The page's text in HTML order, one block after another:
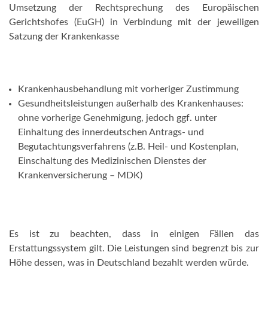
Umsetzung der Rechtsprechung des Europäischen
Gerichtshofes (EuGH) in Verbindung mit der jeweiligen
Satzung der Krankenkasse
Krankenhausbehandlung mit vorheriger Zustimmung
Gesundheitsleistungen außerhalb des Krankenhauses:
ohne vorherige Genehmigung, jedoch ggf. unter
Einhaltung des innerdeutschen Antrags- und
Begutachtungsverfahrens (z.B. Heil- und Kostenplan,
Einschaltung des Medizinischen Dienstes der
Krankenversicherung – MDK)
Es ist zu beachten, dass in einigen Fällen das
Erstattungssystem gilt. Die Leistungen sind begrenzt bis zur
Höhe dessen, was in Deutschland bezahlt werden würde.